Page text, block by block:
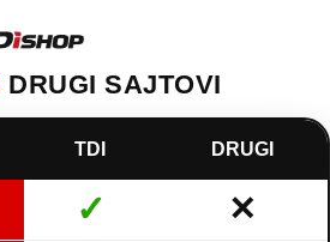
DRUGI SAJTOVI
TDI DRUGI
✓ ✕